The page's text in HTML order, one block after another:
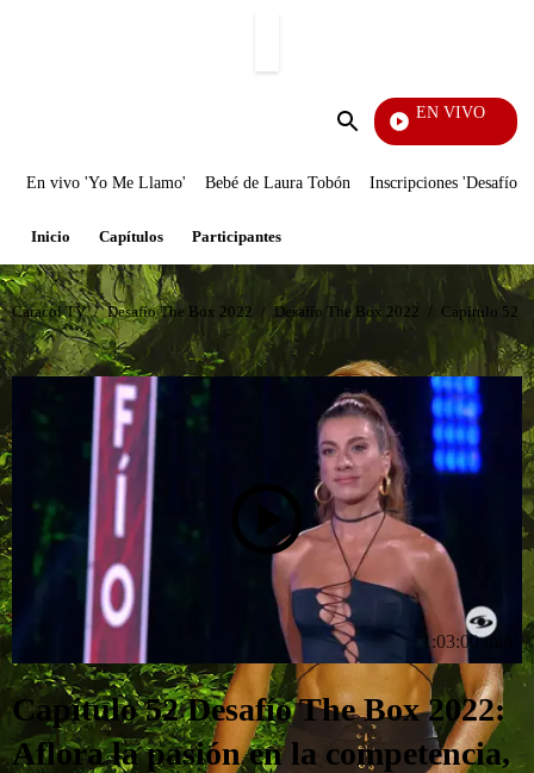
Enviar
EN VIVO
Mi Pecado
En vivo 'Yo Me Llamo' Bebé de Laura Tobón Inscripciones 'Desafío'
Inicio Capítulos Participantes
Caracol TV / Desafío The Box 2022 / Desafío The Box 2022 / Capítulo 52
1:03:00 min
Capítulo 52 Desafío The Box 2022:
Aflora la pasión en la competencia,